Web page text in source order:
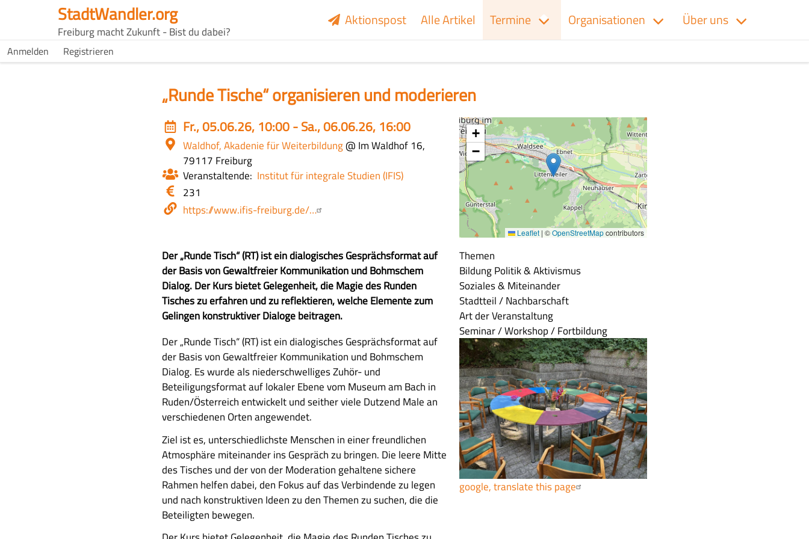
StadtWandler.org
Freiburg macht Zukunft - Bist du dabei?
H4C
Main
Aktionspost Alle Artikel Termine Organisationen Über uns
H4C
Anmelden Registrieren
„Runde Tische“ organisieren und moderieren
Event
date
Fr., 05.06.26, 10:00 - Sa., 06.06.26, 16:00
Ort
Waldhof, Akadenie für Weiterbildung@ Im Waldhof 16,
79117 Freiburg
Veranstaltende Institut für integrale Studien (IFIS)
Eintritt
/
231
Webseite
https://www.ifis-freiburg.de/…
+
−
Leaflet | ©OpenStreetMapcontributors
Z
u
s
a
m
e
n
f
a
s
s
u
n
g
Der „Runde Tisch“ (RT) ist ein dialogisches Gesprächsformat auf
der Basis von Gewaltfreier Kommunikation und Bohmschem
Dialog. Der Kurs bietet Gelegenheit, die Magie des Runden
Tisches zu erfahren und zu reflektieren, welche Elemente zum
Gelingen konstruktiver Dialoge beitragen.
Themen
BildungPolitik & Aktivismus
Soziales & Miteinander
Stadtteil / Nachbarschaft
Art der Veranstaltung
Seminar / Workshop / Fortbildung
google, translate this page
A
u
s
f
ü
h
l
i
c
h
e
B
Der „Runde Tisch“ (RT) ist ein dialogisches Gesprächsformat auf
der Basis von Gewaltfreier Kommunikation und Bohmschem
Dialog. Es wurde als niederschwelliges Zuhör- und
Beteiligungsformat auf lokaler Ebene vom Museum am Bach in
Ruden/Österreich entwickelt und seither viele Dutzend Male an
verschiedenen Orten angewendet.
Ziel ist es, unterschiedlichste Menschen in einer freundlichen
Atmosphäre miteinander ins Gespräch zu bringen. Die leere Mitte
des Tisches und der von der Moderation gehaltene sichere
Rahmen helfen dabei, den Fokus auf das Verbindende zu legen
und nach konstruktiven Ideen zu den Themen zu suchen, die die
Beteiligten bewegen.